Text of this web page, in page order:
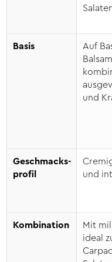
Eiweiß:
Verantw. Lebensmittel­
Basis
Auf
und
Geschmacks­
profil
und
Kombination
Mit
ideal